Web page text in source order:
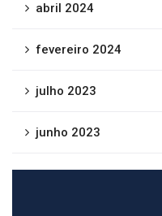
abril 2024
fevereiro 2024
julho 2023
junho 2023